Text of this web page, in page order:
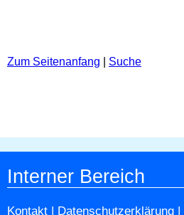
Zum Seitenanfang Suche
Interner Bereich
Kontakt | Datenschutzerklärung |